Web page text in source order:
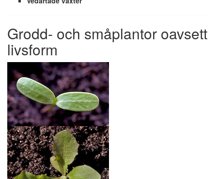
Grodd- och småplantor oavsett
livsform